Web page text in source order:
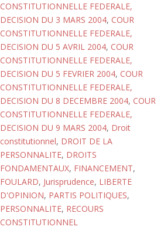
CONSTITUTIONNELLE FEDERALE,
DECISION DU 3 MARS 2004, COUR
CONSTITUTIONNELLE FEDERALE,
DECISION DU 5 AVRIL 2004, COUR
CONSTITUTIONNELLE FEDERALE,
DECISION DU 5 FEVRIER 2004, COUR
CONSTITUTIONNELLE FEDERALE,
DECISION DU 8 DECEMBRE 2004, COUR
CONSTITUTIONNELLE FEDERALE,
DECISION DU 9 MARS 2004, Droit
constitutionnel, DROIT DE LA
PERSONNALITE, DROITS
FONDAMENTAUX, FINANCEMENT,
FOULARD, Jurisprudence, LIBERTE
D'OPINION, PARTIS POLITIQUES,
PERSONNALITE, RECOURS
CONSTITUTIONNEL